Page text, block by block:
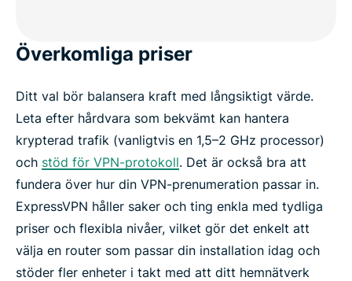
Överkomliga priser
Ditt val bör balansera kraft med långsiktigt värde.
Leta efter hårdvara som bekvämt kan hantera
krypterad trafik (vanligtvis en 1,5–2 GHz processor)
och stöd för VPN-protokoll. Det är också bra att
fundera över hur din VPN-prenumeration passar in.
ExpressVPN håller saker och ting enkla med tydliga
priser och flexibla nivåer, vilket gör det enkelt att
välja en router som passar din installation idag och
stöder fler enheter i takt med att ditt hemnätverk